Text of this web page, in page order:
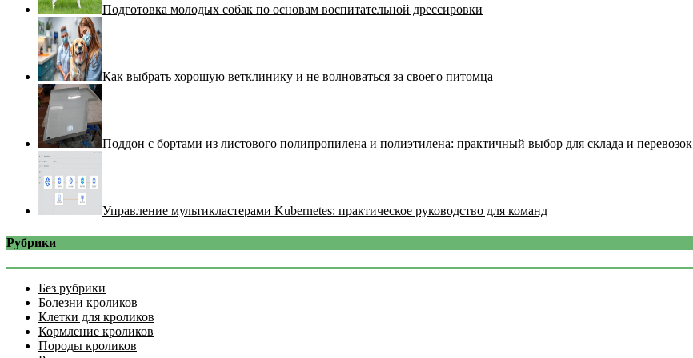
Подготовка молодых собак по основам воспитательной дрессировки
Как выбрать хорошую ветклинику и не волноваться за своего питомца
Поддон с бортами из листового полипропилена и полиэтилена: практичный выбор для склада и перевозок
Управление мультикластерами Kubernetes: практическое руководство для команд
Рубрики
Без рубрики
Болезни кроликов
Клетки для кроликов
Кормление кроликов
Породы кроликов